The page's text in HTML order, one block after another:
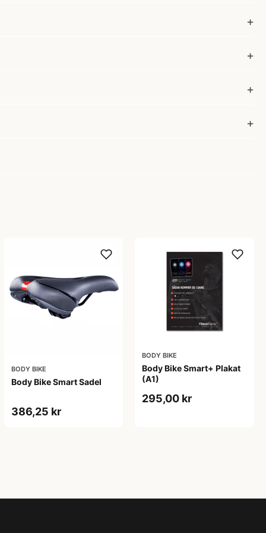
BODY BIKE
Body Bike Smart Sadel
386,25 kr
BODY BIKE
Body Bike Smart+ Plakat
(A1)
295,00 kr